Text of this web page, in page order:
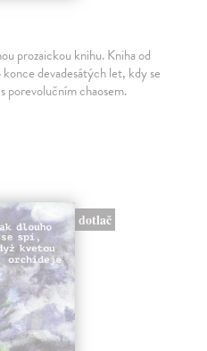
prozaickou knihu. Kniha od
devadesátých let, kdy se
porevolučním chaosem.
dotlač